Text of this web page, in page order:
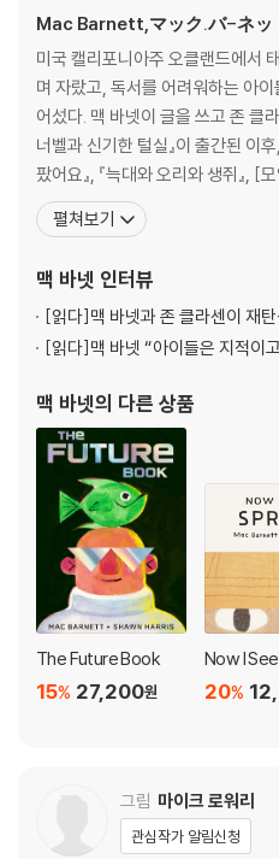
l-color illustrations on every
of this totally smart and
bestselling series,Mac B., Kid
Mac Barnett,マック.バ-ネッ
미국 캘리포니아주 오클랜드에서
며 자랐고, 독서를 어려워하는 아
어섰다. 맥 바넷이 글을 쓰고 존 클
너벨과 신기한 털실』이 출간된 이
팠어요』, 『늑대와 오리와 생쥐』, [
모』, 『동그라미』, 『트롤과 염소 삼
었다. 두 작가의 협업 그림책은 칼
는 애플tv+의 애니메이션으로 제
펼쳐보기
맥 바넷 인터뷰
[읽다]맥 바넷과 존 클라센이 재
[읽다]맥 바넷 “아이들은 지적이
맥 바넷의 다른 상품
The Future Book
27,200원
15%
Now I
20%
그림 마이크 로워리
관심작가 알림신청